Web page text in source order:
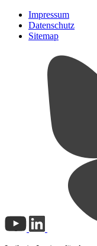
Impressum
Datenschutz
Sitemap